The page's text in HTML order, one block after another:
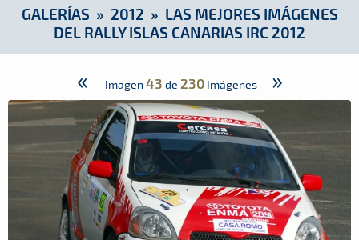
TIENDA
ARCHIVO
GALERÍAS » 2012 » LAS MEJORES IMÁGENES
DEL RALLY ISLAS CANARIAS IRC 2012
« Imagen 43 de 230Imágenes »